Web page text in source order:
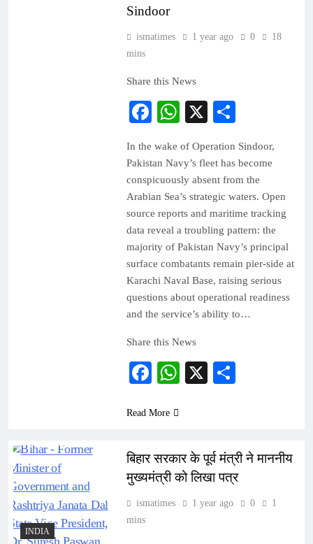
Sindoor
ismatimes 1 year ago 0
18
mins
Share this News
Facebook
WhatsApp
X
In the wake of Operation Sindoor,
Pakistan Navy’s fleet has become
conspicuously absent from the
Arabian Sea’s strategic waters. Open
source reports and maritime tracking
data reveal a troubling pattern: the
majority of Pakistan Navy’s principal
surface combatants remain pier-side at
Karachi Naval Base, raising serious
questions about operational readiness
and the service’s ability to…
Share this News
Facebook
WhatsApp
X
Read More
INDIA
बिहार सरकार के पूर्व मंत्री ने माननीय
मुख्यमंत्री को लिखा पत्र
ismatimes 1 year ago 0
1
mins